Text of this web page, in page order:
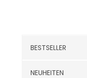
BESTSELLER
NEUHEITEN